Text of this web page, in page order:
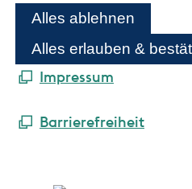
Alles ablehnen
Alles erlauben &
Impressum
Barrierefreiheit